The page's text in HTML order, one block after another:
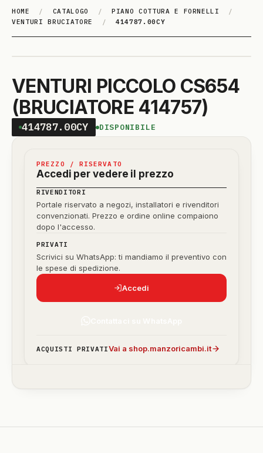
HOME / CATALOGO / PIANO COTTURA E FORNELLI
/
VENTURI BRUCIATORE
/ 414787.00CY
VENTURI PICCOLO CS654
(BRUCIATORE 414757)
414787.00CY DISPONIBILE
PREZZO / RISERVATO
Accedi per vedere il prezzo
RIVENDITORI
Portale riservato a negozi, installatori e rivenditori
convenzionati. Prezzo e ordine online compaiono
dopo l'accesso.
PRIVATI
Scrivici su WhatsApp: ti mandiamo il preventivo con
le spese di spedizione.
Accedi
ACQUISTI PRIVATIVai a shop.manzoricambi.it